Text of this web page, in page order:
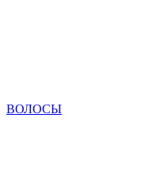
ВОЛОСЫ